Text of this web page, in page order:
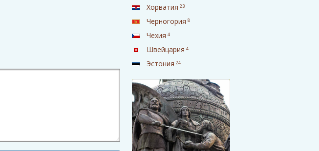
Хорватия 23
Черногория 8
Чехия 4
Швейцария 4
Эстония 24